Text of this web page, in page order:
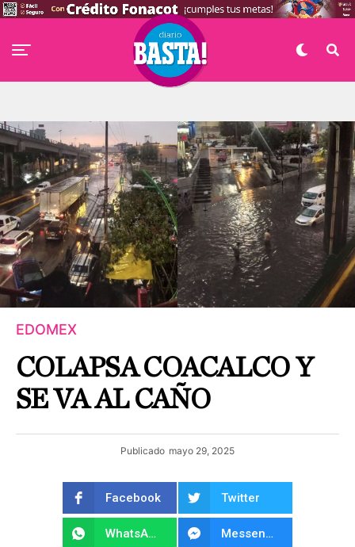
EDOMEX
COLAPSA COACALCO Y
SE VA AL CAÑO
Publicado mayo 29, 2025
Facebook Twitter
WhatsApp Messenger